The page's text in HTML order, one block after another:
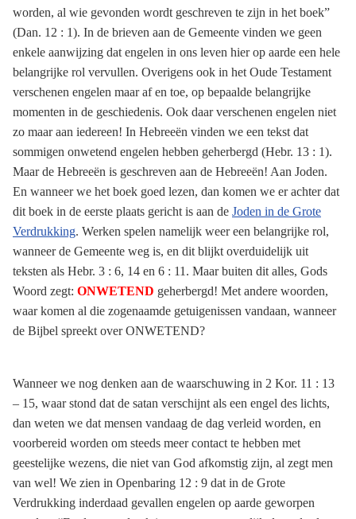
worden, al wie gevonden wordt geschreven te zijn in het boek”
(Dan. 12 : 1). In de brieven aan de Gemeente vinden we geen
enkele aanwijzing dat engelen in ons leven hier op aarde een hele
belangrijke rol vervullen. Overigens ook in het Oude Testament
verschenen engelen maar af en toe, op bepaalde belangrijke
momenten in de geschiedenis. Ook daar verschenen engelen niet
zo maar aan iedereen! In Hebreeën vinden we een tekst dat
sommigen onwetend engelen hebben geherbergd (Hebr. 13 : 1).
Maar de Hebreeën is geschreven aan de Hebreeën! Aan Joden.
En wanneer we het boek goed lezen, dan komen we er achter dat
dit boek in de eerste plaats gericht is aan de Joden in de Grote
Verdrukking. Werken spelen namelijk weer een belangrijke rol,
wanneer de Gemeente weg is, en dit blijkt overduidelijk uit
teksten als Hebr. 3 : 6, 14 en 6 : 11. Maar buiten dit alles, Gods
Woord zegt: ONWETEND geherbergd! Met andere woorden,
waar komen al die zogenaamde getuigenissen vandaan, wanneer
de Bijbel spreekt over ONWETEND?
Wanneer we nog denken aan de waarschuwing in 2 Kor. 11 : 13
– 15, waar stond dat de satan verschijnt als een engel des lichts,
dan weten we dat mensen vandaag de dag verleid worden, en
voorbereid worden om steeds meer contact te hebben met
geestelijke wezens, die niet van God afkomstig zijn, al zegt men
van wel! We zien in Openbaring 12 : 9 dat in de Grote
Verdrukking inderdaad gevallen engelen op aarde geworpen